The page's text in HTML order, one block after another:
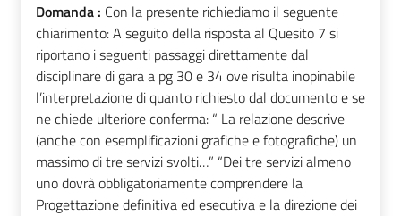
Domanda : Con la presente richiediamo il seguente
chiarimento: A seguito della risposta al Quesito 7 si
riportano i seguenti passaggi direttamente dal
disciplinare di gara a pg 30 e 34 ove risulta inopinabile
l’interpretazione di quanto richiesto dal documento e se
ne chiede ulteriore conferma: “ La relazione descrive
(anche con esemplificazioni grafiche e fotografiche) un
massimo di tre servizi svolti…” “Dei tre servizi almeno
uno dovrà obbligatoriamente comprendere la
Progettazione definitiva ed esecutiva e la direzione dei